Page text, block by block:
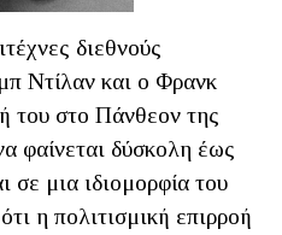
διεθνούς
Ντίλαν και ο Φρανκ
του στο Πάνθεον της
φαίνεται δύσκολη έως
σε μια ιδιομορφία του
η πολιτισμική επιρροή